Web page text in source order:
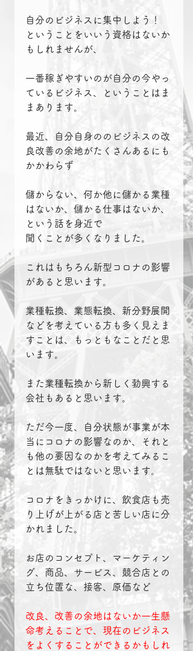
自分のビジネスに集中しよう！
ということをいいう資格はないか
もしれませんが、
一番稼ぎやすいのが自分の今やっ
ているビジネス、ということはま
まあります。
最近、自分自身ののビジネスの改
良改善の余地がたくさんあるにも
かかわらず
儲からない、何か他に儲かる業種
はないか、儲かる仕事はないか、
という話を身近で
聞くことが多くなりました。
これはもちろん新型コロナの影響
があると思います。
業種転換、業態転換、新分野展開
などを考えている方も多く見えま
すことは、もっともなことだと思
います。
また業種転換から新しく勃興する
会社もあると思います。
ただ今一度、自分状態が事業が本
当にコロナの影響なのか、それと
も他の要因なのかを考えてみるこ
とは無駄ではないと思います。
コロナをきっかけに、飲食店も売
り上げが上がる店と苦しい店に分
かれました。
お店のコンセプト、マーケティン
グ、商品、サービス、競合店との
立ち位置な、接客、原価など
改良、改善の余地はないか一生懸
命考えることで、現在のビジネス
をよくすることができるかもしれ